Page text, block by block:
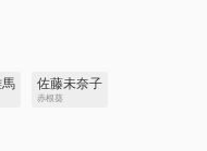
馬 佐藤未奈子
赤根葵